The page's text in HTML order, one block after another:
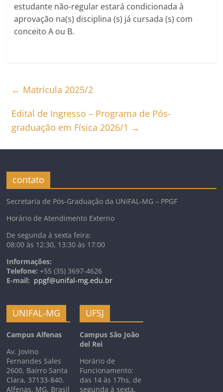
estudante não-regular estará condicionada à
aprovação na(s) disciplina (s) já cursada (s) com
conceito A ou B.
← Matrícula 2025/2
Edital de Ingresso – Programa de Pós-
graduação em Física 2026/1 →
contato
Secretaria de Pós-Graduação da UNIFAL-MG – PPGF
Horário de Atendimento Externo
De segunda à sexta feira:
08:00 às 12:30, 13:30 às 17:00
Informações:
Telefone: +55 (35) 3697-4626
E-mail: ppgf@unifal-mg.edu.br
UNIFAL-MG
Campus Alfenas
Av. Jovino
Fernandes Sales
2600, Bairro Santa
Clara, 37133-840.
Alfenas. MG. Brasil
UFSJ
Campus São João
del Rei
Horário de
Funcionamento:
das 14 às 17hs, de
segunda à sexta.